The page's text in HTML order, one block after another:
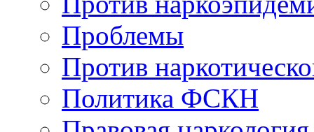
Проблемы
Против
Политика ФСКН